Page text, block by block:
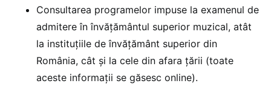
Consultarea programelor impuse la examenul de
admitere în învățământul superior muzical, atât
la instituțiile de învățământ superior din
România, cât și la cele din afara țării (toate
aceste informații se găsesc online).